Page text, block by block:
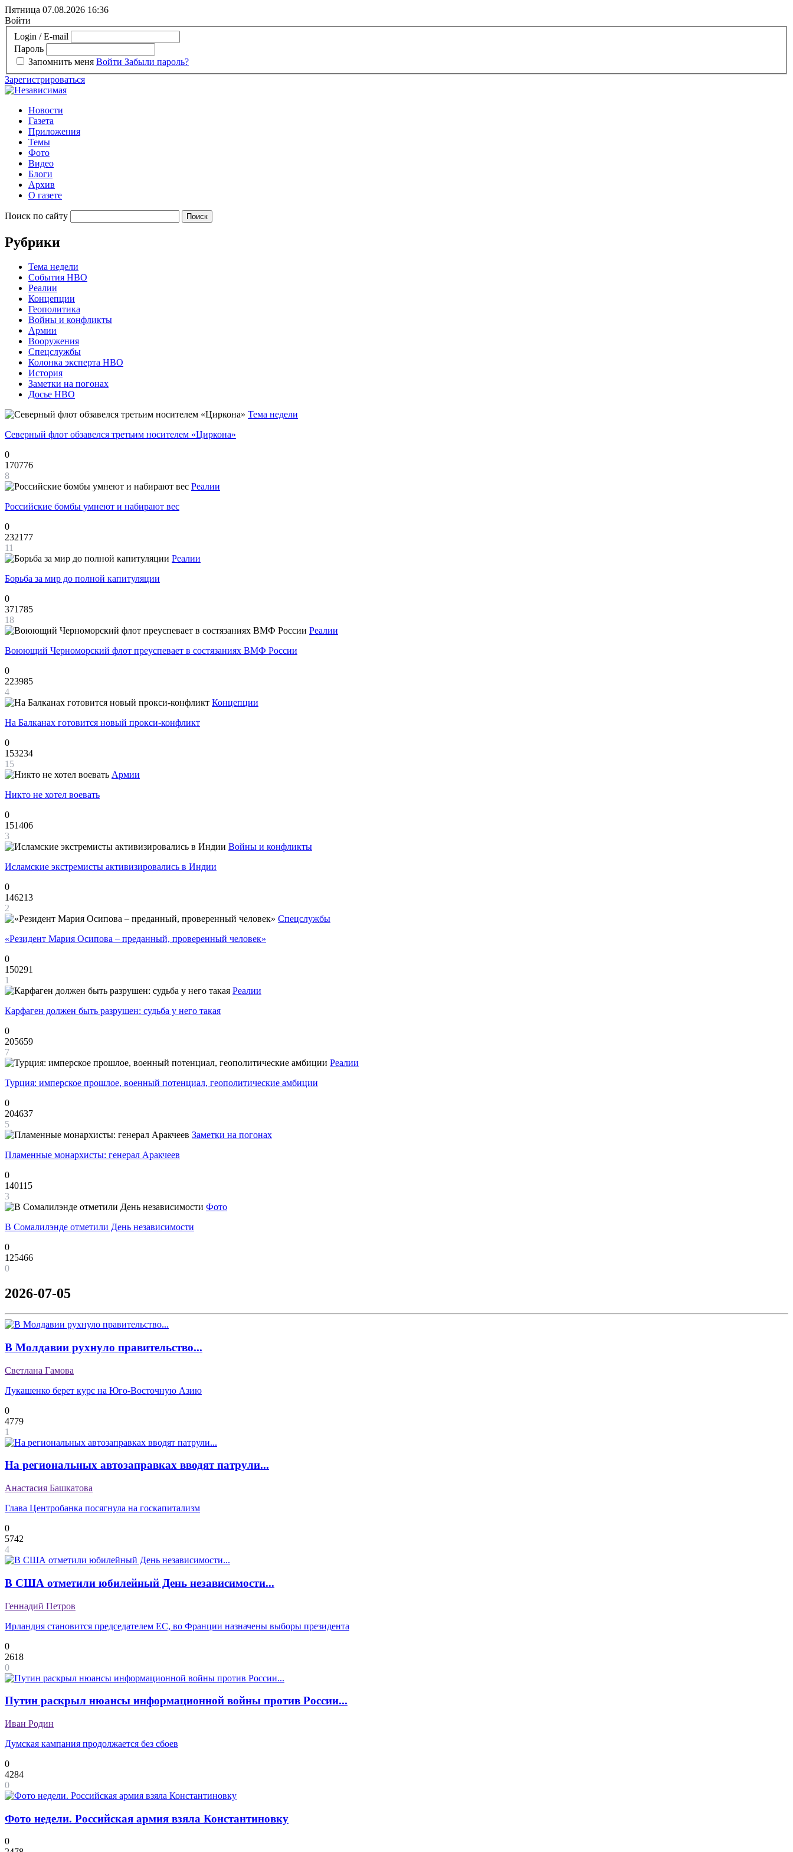
Пятница 07.08.2026 16:36
Войти
Login / E-mail
Пароль
Запомнить меня Войти Забыли пароль?
Зарегистрироваться
Новости
Газета
Приложения
Темы
Фото
Видео
Блоги
Архив
О газете
Поиск по сайту
Рубрики
Тема недели
События НВО
Реалии
Концепции
Геополитика
Войны и конфликты
Армии
Вооружения
Спецслужбы
Колонка эксперта НВО
История
Заметки на погонах
Досье НВО
Тема недели
Северный флот обзавелся третьим носителем «Циркона»
0
170776
8
Реалии
Российские бомбы умнеют и набирают вес
0
232177
11
Реалии
Борьба за мир до полной капитуляции
0
371785
18
Реалии
Воюющий Черноморский флот преуспевает в состязаниях ВМФ России
0
223985
4
Концепции
На Балканах готовится новый прокси-конфликт
0
153234
15
Армии
Никто не хотел воевать
0
151406
3
Войны и конфликты
Исламские экстремисты активизировались в Индии
0
146213
2
Спецслужбы
«Резидент Мария Осипова – преданный, проверенный человек»
0
150291
1
Реалии
Карфаген должен быть разрушен: судьба у него такая
0
205659
7
Реалии
Турция: имперское прошлое, военный потенциал, геополитические амбиции
0
204637
5
Заметки на погонах
Пламенные монархисты: генерал Аракчеев
0
140115
3
Фото
В Сомалилэнде отметили День независимости
0
125466
0
2026-07-05
В Молдавии рухнуло правительство...
Светлана Гамова
Лукашенко берет курс на Юго-Восточную Азию
0
4779
1
На региональных автозаправках вводят патрули...
Анастасия Башкатова
Глава Центробанка посягнула на госкапитализм
0
5742
4
В США отметили юбилейный День независимости...
Геннадий Петров
Ирландия становится председателем ЕС, во Франции назначены выборы президента
0
2618
0
Путин раскрыл нюансы информационной войны против России...
Иван Родин
Думская кампания продолжается без сбоев
0
4284
0
Фото недели. Российская армия взяла Константиновку
0